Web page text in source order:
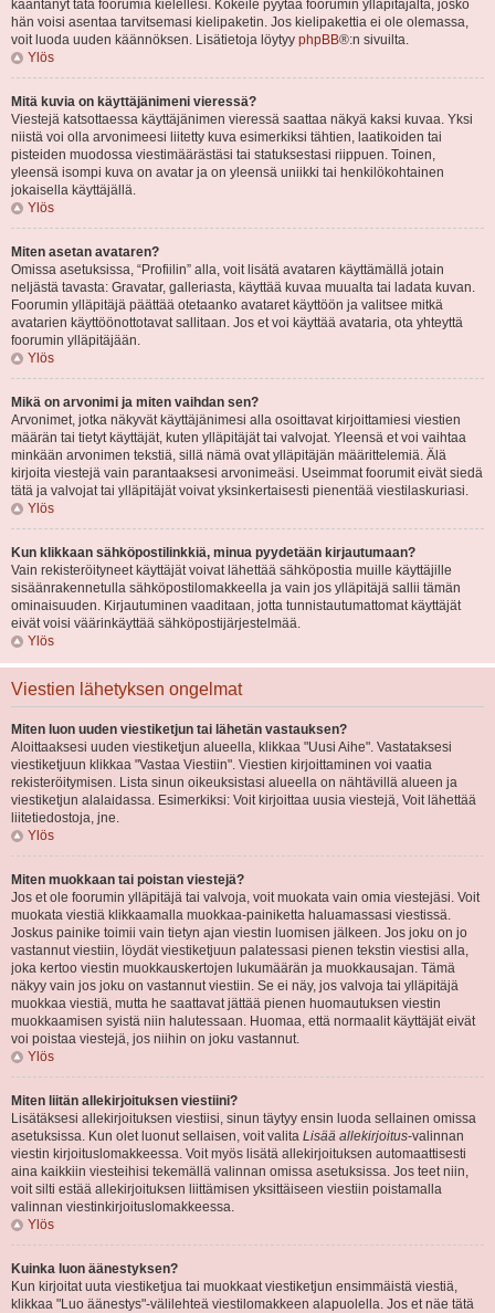
kääntänyt tätä foorumia kielellesi. Kokeile pyytää foorumin ylläpitäjältä, josko
hän voisi asentaa tarvitsemasi kielipaketin. Jos kielipakettia ei ole olemassa,
voit luoda uuden käännöksen. Lisätietoja löytyy phpBB®:n sivuilta.
Ylös
Mitä kuvia on käyttäjänimeni vieressä?
Viestejä katsottaessa käyttäjänimen vieressä saattaa näkyä kaksi kuvaa. Yksi
niistä voi olla arvonimeesi liitetty kuva esimerkiksi tähtien, laatikoiden tai
pisteiden muodossa viestimäärästäsi tai statuksestasi riippuen. Toinen,
yleensä isompi kuva on avatar ja on yleensä uniikki tai henkilökohtainen
jokaisella käyttäjällä.
Ylös
Miten asetan avataren?
Omissa asetuksissa, “Profiilin” alla, voit lisätä avataren käyttämällä jotain
neljästä tavasta: Gravatar, galleriasta, käyttää kuvaa muualta tai ladata kuvan.
Foorumin ylläpitäjä päättää otetaanko avataret käyttöön ja valitsee mitkä
avatarien käyttöönottotavat sallitaan. Jos et voi käyttää avataria, ota yhteyttä
foorumin ylläpitäjään.
Ylös
Mikä on arvonimi ja miten vaihdan sen?
Arvonimet, jotka näkyvät käyttäjänimesi alla osoittavat kirjoittamiesi viestien
määrän tai tietyt käyttäjät, kuten ylläpitäjät tai valvojat. Yleensä et voi vaihtaa
minkään arvonimen tekstiä, sillä nämä ovat ylläpitäjän määrittelemiä. Älä
kirjoita viestejä vain parantaaksesi arvonimeäsi. Useimmat foorumit eivät siedä
tätä ja valvojat tai ylläpitäjät voivat yksinkertaisesti pienentää viestilaskuriasi.
Ylös
Kun klikkaan sähköpostilinkkiä, minua pyydetään kirjautumaan?
Vain rekisteröityneet käyttäjät voivat lähettää sähköpostia muille käyttäjille
sisäänrakennetulla sähköpostilomakkeella ja vain jos ylläpitäjä sallii tämän
ominaisuuden. Kirjautuminen vaaditaan, jotta tunnistautumattomat käyttäjät
eivät voisi väärinkäyttää sähköpostijärjestelmää.
Ylös
Viestien lähetyksen ongelmat
Miten luon uuden viestiketjun tai lähetän vastauksen?
Aloittaaksesi uuden viestiketjun alueella, klikkaa "Uusi Aihe". Vastataksesi
viestiketjuun klikkaa "Vastaa Viestiin". Viestien kirjoittaminen voi vaatia
rekisteröitymisen. Lista sinun oikeuksistasi alueella on nähtävillä alueen ja
viestiketjun alalaidassa. Esimerkiksi: Voit kirjoittaa uusia viestejä, Voit lähettää
liitetiedostoja, jne.
Ylös
Miten muokkaan tai poistan viestejä?
Jos et ole foorumin ylläpitäjä tai valvoja, voit muokata vain omia viestejäsi. Voit
muokata viestiä klikkaamalla muokkaa-painiketta haluamassasi viestissä.
Joskus painike toimii vain tietyn ajan viestin luomisen jälkeen. Jos joku on jo
vastannut viestiin, löydät viestiketjuun palatessasi pienen tekstin viestisi alla,
joka kertoo viestin muokkauskertojen lukumäärän ja muokkausajan. Tämä
näkyy vain jos joku on vastannut viestiin. Se ei näy, jos valvoja tai ylläpitäjä
muokkaa viestiä, mutta he saattavat jättää pienen huomautuksen viestin
muokkaamisen syistä niin halutessaan. Huomaa, että normaalit käyttäjät eivät
voi poistaa viestejä, jos niihin on joku vastannut.
Ylös
Miten liitän allekirjoituksen viestiini?
Lisätäksesi allekirjoituksen viestiisi, sinun täytyy ensin luoda sellainen omissa
asetuksissa. Kun olet luonut sellaisen, voit valita Lisää allekirjoitus-valinnan
viestin kirjoituslomakkeessa. Voit myös lisätä allekirjoituksen automaattisesti
aina kaikkiin viesteihisi tekemällä valinnan omissa asetuksissa. Jos teet niin,
voit silti estää allekirjoituksen liittämisen yksittäiseen viestiin poistamalla
valinnan viestinkirjoituslomakkeessa.
Ylös
Kuinka luon äänestyksen?
Kun kirjoitat uuta viestiketjua tai muokkaat viestiketjun ensimmäistä viestiä,
klikkaa "Luo äänestys"-välilehteä viestilomakkeen alapuolella. Jos et näe tätä